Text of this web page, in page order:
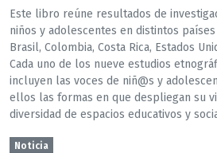
Este libro reúne resultados de
niños y adolescentes en distintos
Brasil, Colombia, Costa Rica, Estados
Cada uno de los nueve estudios
incluyen las voces de niñ@s y
ellos las formas en que despliegan su
diversidad de espacios educativos y
Noticia